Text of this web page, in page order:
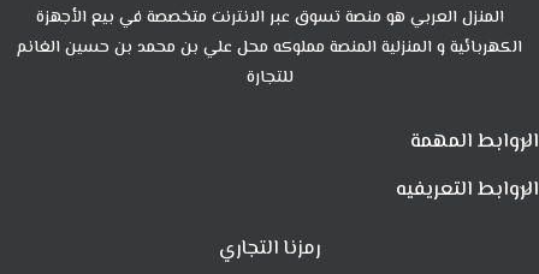
المنزل العربي هو منصة تسوق عبر الانترنت متخصصة في بيع الأجهزة
الكهربائية و المنزلية المنصة مملوكه محل علي بن محمد بن حسين الغانم
للتجارة
الروابط المهمة
الروابط التعريفيه
رمزنا التجاري